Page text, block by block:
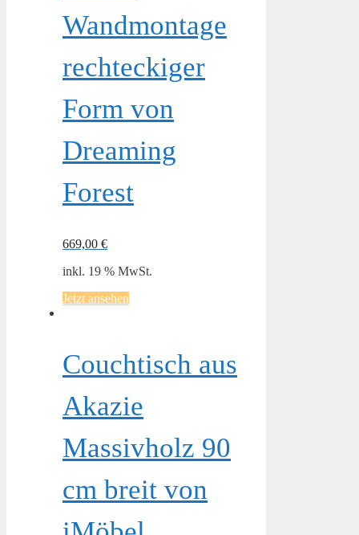
Wandmontage
rechteckiger
Form von
Dreaming
Forest
669,00 €
inkl. 19 % MwSt.
Jetzt ansehen
Couchtisch aus
Akazie
Massivholz 90
cm breit von